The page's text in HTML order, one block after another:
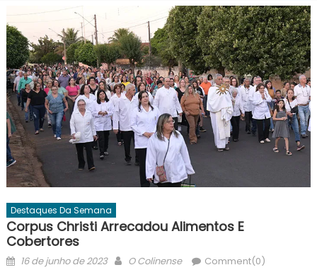
Destaques Da Semana
Corpus Christi Arrecadou Alimentos E
Cobertores
Posted
16 de junho de 2023 Author
O Colinense Comment(0)